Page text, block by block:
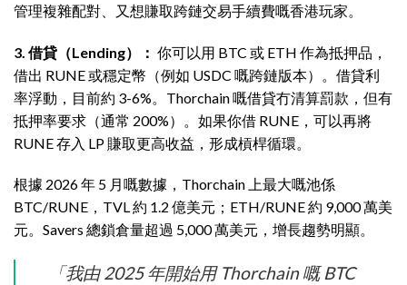
管理複雜配對、又想賺取跨鏈交易手續費嘅香港玩家。
3. 借貸（Lending）： 你可以用 BTC 或 ETH 作為抵押品，
借出 RUNE 或穩定幣（例如 USDC 嘅跨鏈版本）。借貸利
率浮動，目前約 3-6%。Thorchain 嘅借貸冇清算罰款，但有
抵押率要求（通常 200%）。如果你借 RUNE，可以再將
RUNE 存入 LP 賺取更高收益，形成槓桿循環。
根據 2026 年 5 月嘅數據，Thorchain 上最大嘅池係
BTC/RUNE，TVL 約 1.2 億美元；ETH/RUNE 約 9,000 萬美
元。Savers 總鎖倉量超過 5,000 萬美元，增長趨勢明顯。
「我由 2025 年開始用 Thorchain 嘅 BTC